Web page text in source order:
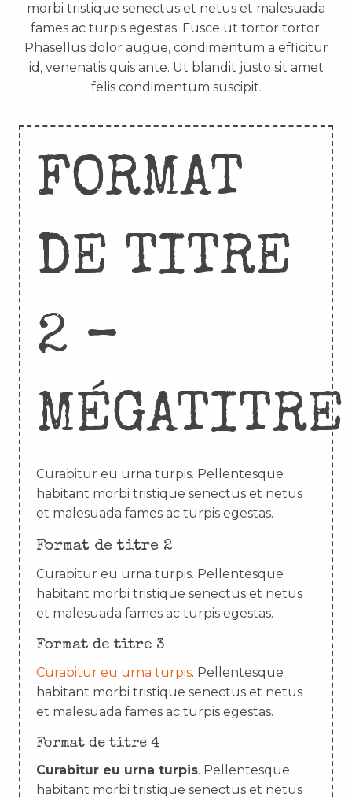
morbi tristique senectus et netus et malesuada
fames ac turpis egestas. Fusce ut tortor tortor.
Phasellus dolor augue, condimentum a efficitur
id, venenatis quis ante. Ut blandit justo sit amet
felis condimentum suscipit.
FORMAT
DE TITRE
2 –
MÉGATITRE
Curabitur eu urna turpis. Pellentesque
habitant morbi tristique senectus et netus
et malesuada fames ac turpis egestas.
Format de titre 2
Curabitur eu urna turpis. Pellentesque
habitant morbi tristique senectus et netus
et malesuada fames ac turpis egestas.
Format de titre 3
Curabitur eu urna turpis. Pellentesque
habitant morbi tristique senectus et netus
et malesuada fames ac turpis egestas.
Format de titre 4
Curabitur eu urna turpis. Pellentesque
habitant morbi tristique senectus et netus